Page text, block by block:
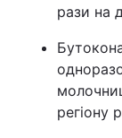
рази на
регіону